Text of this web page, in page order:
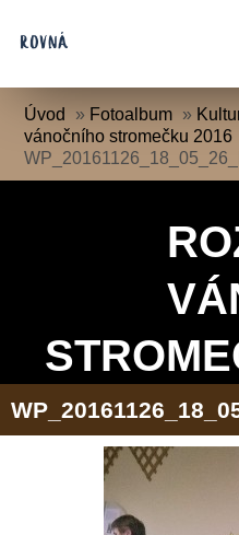
Úvod » Fotoalbum »
vánočního stromečku 2016